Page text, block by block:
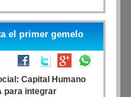
el primer gemelo
Capital Humano
para integrar